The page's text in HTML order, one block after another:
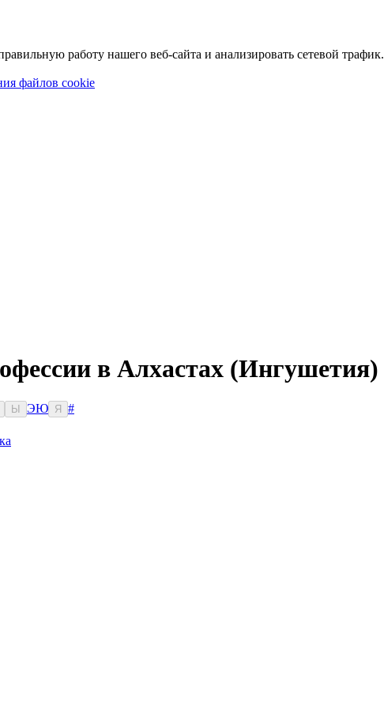
работу нашего веб-сайта и анализировать сетевой трафик.
файлов cookie
в Алхастах (Ингушетия)
Ы ЭЮ Я
#